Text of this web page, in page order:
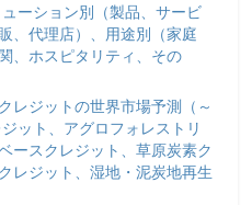
ーション別（製品、サービ
、代理店）、用途別（家庭
、ホスピタリティ、その
レジットの世界市場予測（～
ット、アグロフォレストリ
ースクレジット、草原炭素ク
レジット、湿地・泥炭地再生